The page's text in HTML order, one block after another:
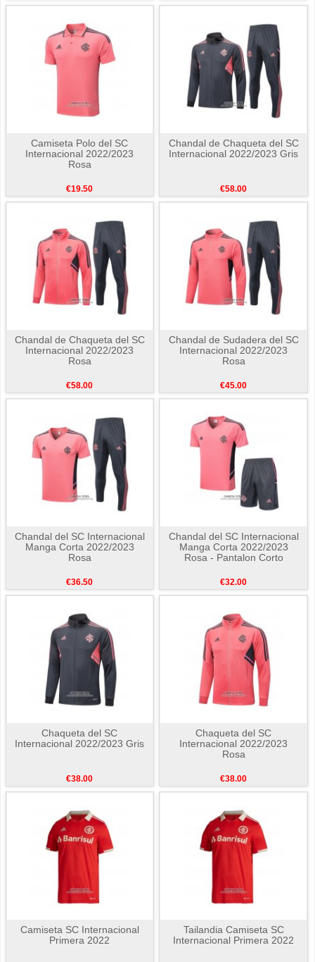
Camiseta Polo del SC
Internacional 2022/2023
Rosa
€19.50
Chandal de Chaqueta del SC
Internacional 2022/2023 Gris
€58.00
Chandal de Chaqueta del SC
Internacional 2022/2023
Rosa
€58.00
Chandal de Sudadera del SC
Internacional 2022/2023
Rosa
€45.00
Chandal del SC Internacional
Manga Corta 2022/2023
Rosa
€36.50
Chandal del SC Internacional
Manga Corta 2022/2023
Rosa - Pantalon Corto
€32.00
Chaqueta del SC
Internacional 2022/2023 Gris
€38.00
Chaqueta del SC
Internacional 2022/2023
Rosa
€38.00
Camiseta SC Internacional
Primera 2022
Tailandia Camiseta SC
Internacional Primera 2022